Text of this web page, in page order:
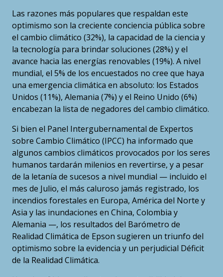
Las razones más populares que respaldan este
optimismo son la creciente conciencia pública sobre
el cambio climático (32%), la capacidad de la ciencia y
la tecnología para brindar soluciones (28%) y el
avance hacia las energías renovables (19%). A nivel
mundial, el 5% de los encuestados no cree que haya
una emergencia climática en absoluto: los Estados
Unidos (11%), Alemania (7%) y el Reino Unido (6%)
encabezan la lista de negadores del cambio climático.
Si bien el Panel Intergubernamental de Expertos
sobre Cambio Climático (IPCC) ha informado que
algunos cambios climáticos provocados por los seres
humanos tardarán milenios en revertirse, y a pesar
de la letanía de sucesos a nivel mundial — incluido el
mes de Julio, el más caluroso jamás registrado, los
incendios forestales en Europa, América del Norte y
Asia y las inundaciones en China, Colombia y
Alemania —, los resultados del Barómetro de
Realidad Climática de Epson sugieren un triunfo del
optimismo sobre la evidencia y un perjudicial Déficit
de la Realidad Climática.